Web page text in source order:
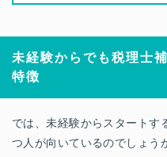
未経験からでも税理士
特徴
では、未経験からスタートす
つ人が向いているのでしょう